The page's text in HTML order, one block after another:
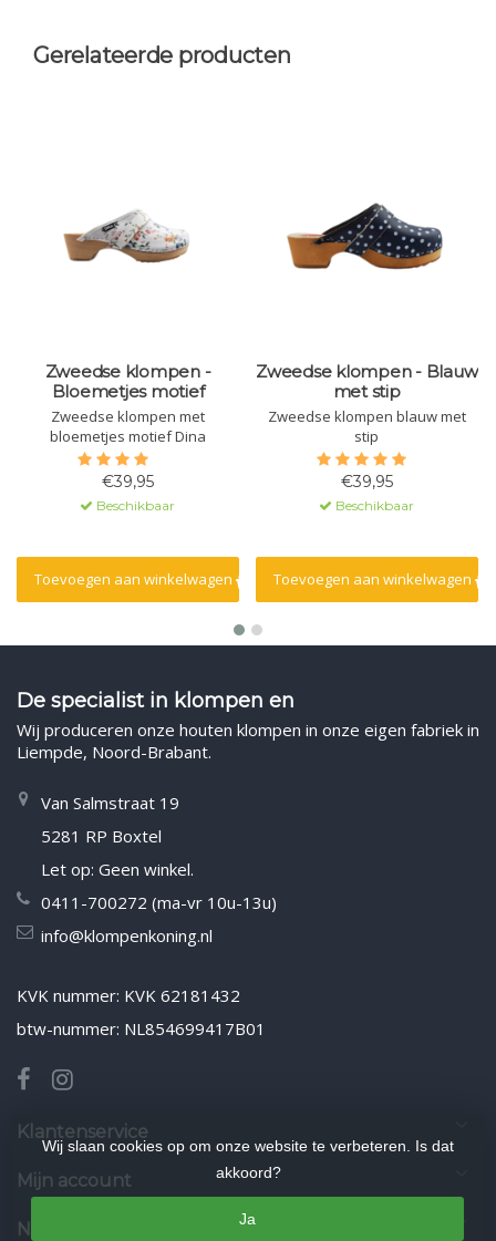
Gerelateerde producten
Zweedse klompen -
Bloemetjes motief
Zweedse klompen met
bloemetjes motief Dina
€39,95
Beschikbaar
Toevoegen aan winkelwagen
Zweedse klompen - Blauw
met stip
Zweedse klompen blauw met
stip
€39,95
Beschikbaar
Toevoegen aan winkelwagen
De specialist in klompen en
Wij produceren onze houten klompen in onze eigen fabriek in
Liempde, Noord-Brabant.
Van Salmstraat 19
5281 RP Boxtel
Let op: Geen winkel.
0411-700272 (ma-vr 10u-13u)
info@klompenkoning.nl
KVK nummer: KVK 62181432
btw-nummer: NL854699417B01
Klantenservice
Mijn account
Nieuwsbrief
Wij slaan cookies op om onze website te verbeteren. Is dat
akkoord?
Ja